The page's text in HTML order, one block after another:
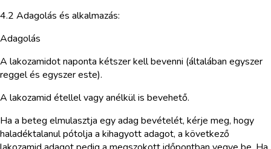
4.2 Adagolás és alkalmazás:
Adagolás
A lakozamidot naponta kétszer kell bevenni (általában egyszer
reggel és egyszer este).
A lakozamid étellel vagy anélkül is bevehető.
Ha a beteg elmulasztja egy adag bevételét, kérje meg, hogy
haladéktalanul pótolja a kihagyott adagot, a következő